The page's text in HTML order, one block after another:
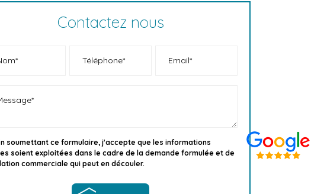
Contactez nous
soumettant ce formulaire, j'accepte que les informations
soient exploitées dans le cadre de la demande formulée et de
commerciale qui peut en découler.